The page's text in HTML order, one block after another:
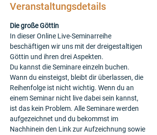
Veranstaltungsdetails
Die große Göttin
In dieser Online Live-Seminarreihe
beschäftigen wir uns mit der dreigestaltigen
Göttin und ihren drei Aspekten.
Du kannst die Seminare einzeln buchen.
Wann du einsteigst, bleibt dir überlassen, die
Reihenfolge ist nicht wichtig. Wenn du an
einem Seminar nicht live dabei sein kannst,
ist das kein Problem. Alle Seminare werden
aufgezeichnet und du bekommst im
Nachhinein den Link zur Aufzeichnung sowie